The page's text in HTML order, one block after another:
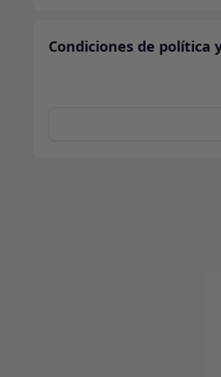
Condiciones de política